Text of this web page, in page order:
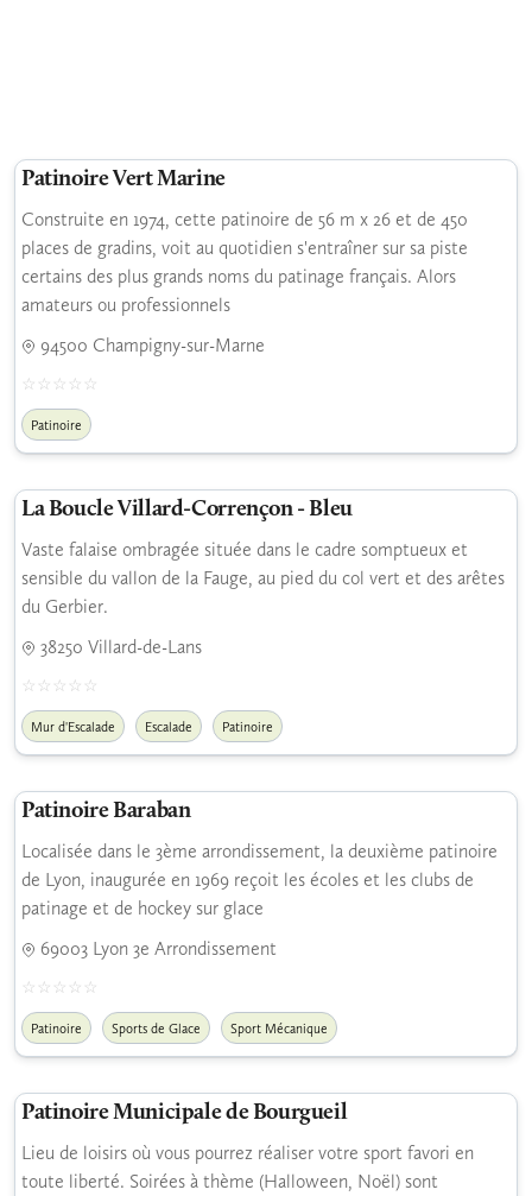
Patinoire Vert Marine
Construite en 1974, cette patinoire de 56 m x 26 et de 450
places de gradins, voit au quotidien s'entraîner sur sa piste
certains des plus grands noms du patinage français. Alors
amateurs ou professionnels
94500 Champigny-sur-Marne
Patinoire
La Boucle Villard-Corrençon - Bleu
Vaste falaise ombragée située dans le cadre somptueux et
sensible du vallon de la Fauge, au pied du col vert et des arêtes
du Gerbier.
38250 Villard-de-Lans
Mur d'Escalade Escalade Patinoire
Patinoire Baraban
Localisée dans le 3ème arrondissement, la deuxième patinoire
de Lyon, inaugurée en 1969 reçoit les écoles et les clubs de
patinage et de hockey sur glace
69003 Lyon 3e Arrondissement
Patinoire Sports de Glace Sport Mécanique
Patinoire Municipale de Bourgueil
Lieu de loisirs où vous pourrez réaliser votre sport favori en
toute liberté. Soirées à thème (Halloween, Noël) sont